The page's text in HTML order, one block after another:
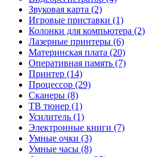
Звуковая карта (2)
Игровые приставки (1)
Колонки для компьютера (2)
Лазерные принтеры (6)
Материнская плата (20)
Оперативная память (7)
Принтер (14)
Процессор (29)
Сканеры (8)
ТВ тюнер (1)
Усилитель (1)
Электронные книги (7)
Умные очки (3)
Умные часы (8)